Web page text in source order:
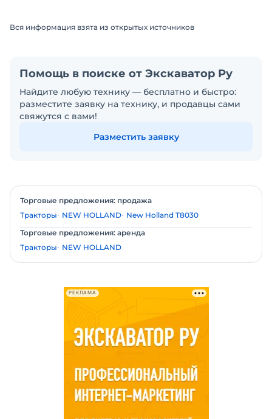
Вся информация взята из открытых источников
Помощь в поиске от Экскаватор Ру
Найдите любую технику — бесплатно и быстро:
разместите заявку на технику, и продавцы сами
свяжутся с вами!
Разместить заявку
Торговые предложения: продажа
Тракторы
NEW HOLLAND New Holland T8030
Торговые предложения: аренда
Тракторы
NEW HOLLAND
РЕКЛАМА